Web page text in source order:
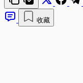
收藏